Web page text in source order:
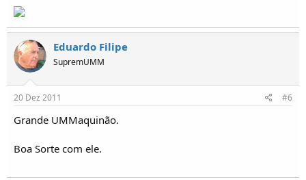
Eduardo Filipe
SupremUMM
20 Dez 2011 #6
Grande UMMaquinão.
Boa Sorte com ele.